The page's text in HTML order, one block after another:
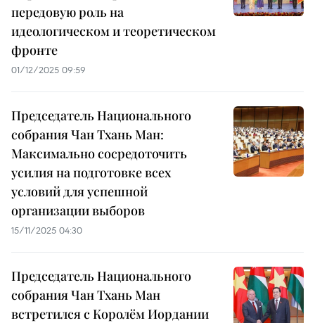
передовую роль на
идеологическом и теоретическом
фронте
01/12/2025 09:59
Председатель Национального
собрания Чан Тхань Ман:
Максимально сосредоточить
усилия на подготовке всех
условий для успешной
организации выборов
15/11/2025 04:30
Председатель Национального
собрания Чан Тхань Ман
встретился с Королём Иордании